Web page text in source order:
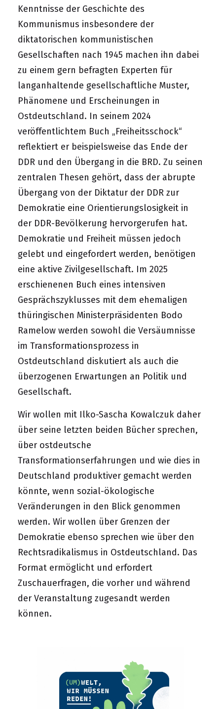
Kenntnisse der Geschichte des
Kommunismus insbesondere der
diktatorischen kommunistischen
Gesellschaften nach 1945 machen ihn dabei
zu einem gern befragten Experten für
langanhaltende gesellschaftliche Muster,
Phänomene und Erscheinungen in
Ostdeutschland. In seinem 2024
veröffentlichtem Buch „Freiheitsschock“
reflektiert er beispielsweise das Ende der
DDR und den Übergang in die BRD. Zu seinen
zentralen Thesen gehört, dass der abrupte
Übergang von der Diktatur der DDR zur
Demokratie eine Orientierungslosigkeit in
der DDR-Bevölkerung hervorgerufen hat.
Demokratie und Freiheit müssen jedoch
gelebt und eingefordert werden, benötigen
eine aktive Zivilgesellschaft. Im 2025
erschienenen Buch eines intensiven
Gesprächszyklusses mit dem ehemaligen
thüringischen Ministerpräsidenten Bodo
Ramelow werden sowohl die Versäumnisse
im Transformationsprozess in
Ostdeutschland diskutiert als auch die
überzogenen Erwartungen an Politik und
Gesellschaft.
Wir wollen mit Ilko-Sascha Kowalczuk daher
über seine letzten beiden Bücher sprechen,
über ostdeutsche
Transformationserfahrungen und wie dies in
Deutschland produktiver gemacht werden
könnte, wenn sozial-ökologische
Veränderungen in den Blick genommen
werden. Wir wollen über Grenzen der
Demokratie ebenso sprechen wie über den
Rechtsradikalismus in Ostdeutschland. Das
Format ermöglicht und erfordert
Zuschauerfragen, die vorher und während
der Veranstaltung zugesandt werden
können.